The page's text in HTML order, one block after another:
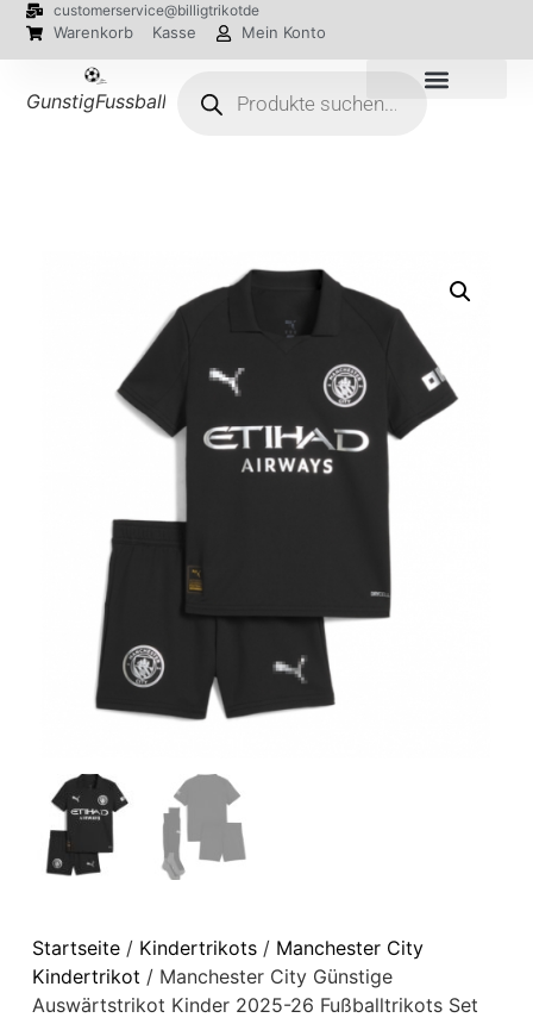
customerservice@billigtrikotde
Warenkorb Kasse Mein Konto
GunstigFussballTrikot
Startseite/ Kindertrikots/ Manchester City
Kindertrikot / Manchester City Günstige
Auswärtstrikot Kinder 2025-26 Fußballtrikots Set